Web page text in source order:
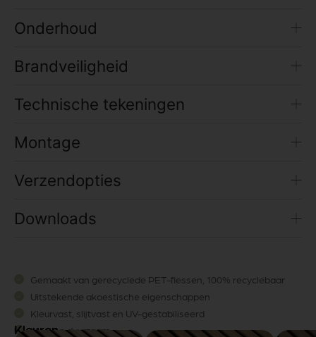
Onderhoud
Brandveiligheid
Technische tekeningen
Montage
Verzendopties
Downloads
Gemaakt van gerecyclede PET-flessen, 100% recyclebaar
Uitstekende akoestische eigenschappen
Kleurvast, slijtvast en UV-gestabiliseerd
Mooi en duurzaam
Kleuren